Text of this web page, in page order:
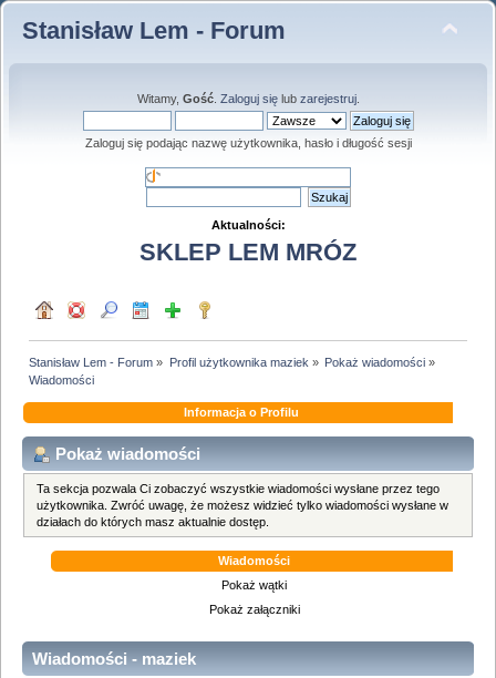
Stanisław Lem - Forum
Witamy, Gość. Zaloguj sięlub zarejestruj.
Zaloguj się podając nazwę użytkownika, hasło i długość sesji
Aktualności:
SKLEP LEM MRÓZ
Stanisław Lem - Forum » Profil użytkownika maziek » Pokaż wiadomości»
Wiadomości
Informacja o Profilu
Pokaż wiadomości
Ta sekcja pozwala Ci zobaczyć wszystkie wiadomości wysłane przez tego
użytkownika. Zwróć uwagę, że możesz widzieć tylko wiadomości wysłane w
działach do których masz aktualnie dostęp.
Wiadomości
Pokaż wątki
Pokaż załączniki
Wiadomości - maziek